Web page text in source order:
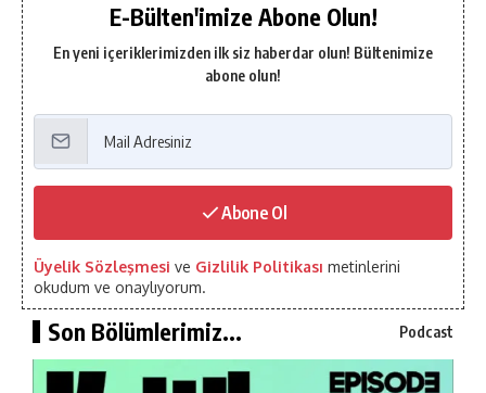
E-Bülten'imize Abone Olun!
En yeni içeriklerimizden ilk siz haberdar olun! Bültenimize
abone olun!
Abone Ol
Üyelik Sözleşmesi ve Gizlilik Politikası metinlerini
okudum ve onaylıyorum.
Son Bölümlerimiz... Podcast